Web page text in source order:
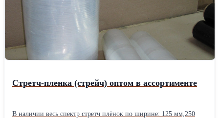
Стретч-пленка (стрейч) оптом в ассортименте
В наличии весь спектр стретч плёнок по ширине: 125 мм,250